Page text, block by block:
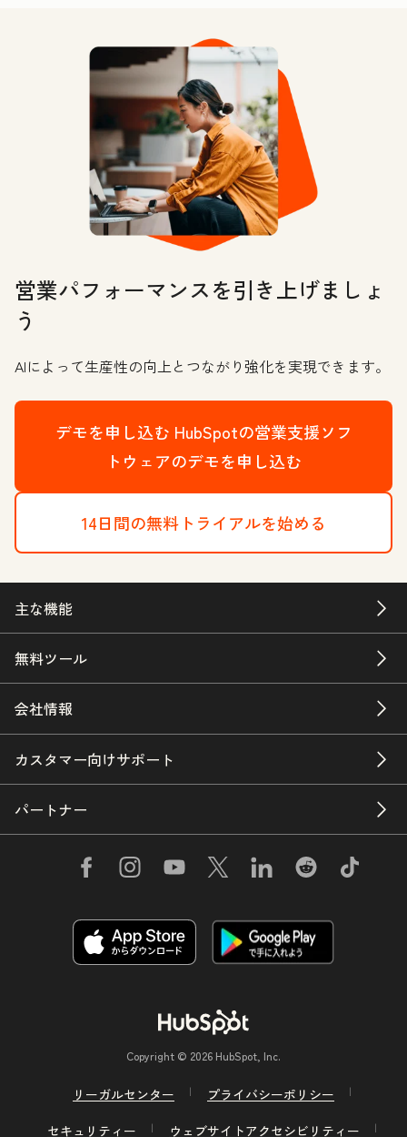
営業パフォーマンスを引き上げましょ
う
AIによって生産性の向上とつながり強化を実現できます。
デモを申し込む HubSpotの営業支援ソフ
トウェアのデモを申し込む
14日間の無料トライアルを始める
主な機能
無料ツール
会社情報
カスタマー向けサポート
パートナー
Copyright © 2026 HubSpot, Inc.
リーガルセンター
プライバシーポリシー
セキュリティー
ウェブサイトアクセシビリティー